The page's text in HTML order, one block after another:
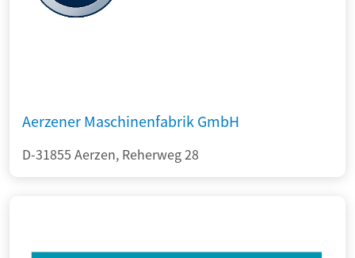
Aerzener Maschinenfabrik GmbH
D-31855 Aerzen, Reherweg 28